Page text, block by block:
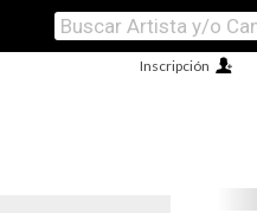
Inscripción